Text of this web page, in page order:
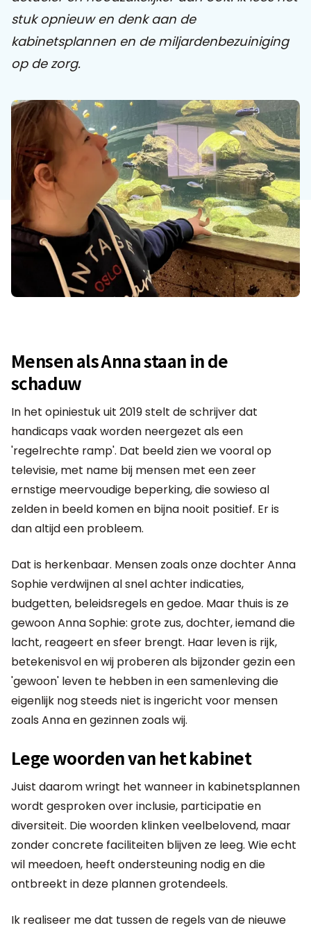
stuk opnieuw en denk aan de
kabinetsplannen en de miljardenbezuiniging
op de zorg.
Mensen als Anna staan in de
schaduw
In het opiniestuk uit 2019 stelt de schrijver dat
handicaps vaak worden neergezet als een
'regelrechte ramp'. Dat beeld zien we vooral op
televisie, met name bij mensen met een zeer
ernstige meervoudige beperking, die sowieso al
zelden in beeld komen en bijna nooit positief. Er is
dan altijd een probleem.
Dat is herkenbaar. Mensen zoals onze dochter Anna
Sophie verdwijnen al snel achter indicaties,
budgetten, beleidsregels en gedoe. Maar thuis is ze
gewoon Anna Sophie: grote zus, dochter, iemand die
lacht, reageert en sfeer brengt. Haar leven is rijk,
betekenisvol en wij proberen als bijzonder gezin een
'gewoon' leven te hebben in een samenleving die
eigenlijk nog steeds niet is ingericht voor mensen
zoals Anna en gezinnen zoals wij.
Lege woorden van het kabinet
Juist daarom wringt het wanneer in kabinetsplannen
wordt gesproken over inclusie, participatie en
diversiteit. Die woorden klinken veelbelovend, maar
zonder concrete faciliteiten blijven ze leeg. Wie echt
wil meedoen, heeft ondersteuning nodig en die
ontbreekt in deze plannen grotendeels.
Ik realiseer me dat tussen de regels van de nieuwe